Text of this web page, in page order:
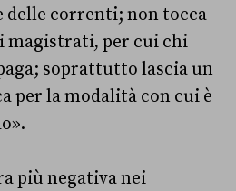
delle correnti; non tocca
magistrati, per cui chi
soprattutto lascia un
per la modalità con cui è
più negativa nei